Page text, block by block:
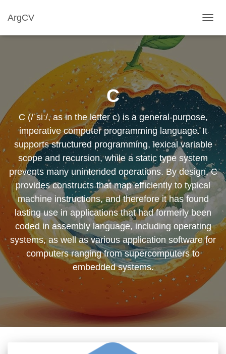
ArgCV
C
C (/ˈsiː/, as in the letter c) is a general-purpose,
imperative computer programming language. It
supports structured programming, lexical variable
scope and recursion, while a static type system
prevents many unintended operations. By design, C
provides constructs that map efficiently to typical
machine instructions, and therefore it has found
lasting use in applications that had formerly been
coded in assembly language, including operating
systems, as well as various application software for
computers ranging from supercomputers to
embedded systems.